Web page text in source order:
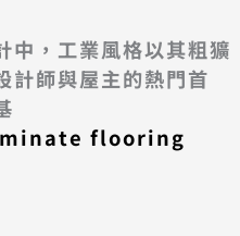
中，工業風格以其粗獷
計師與屋主的熱門首
flooring